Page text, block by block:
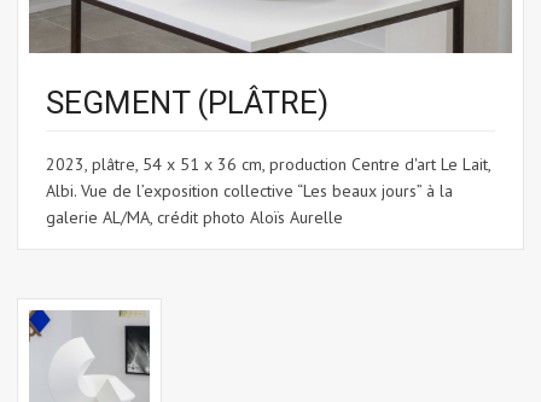
SEGMENT (PLÂTRE)
2023, plâtre, 54 x 51 x 36 cm, production Centre d'art Le Lait,
Albi. Vue de l’exposition collective “Les beaux jours” à la
galerie AL/MA, crédit photo Aloïs Aurelle